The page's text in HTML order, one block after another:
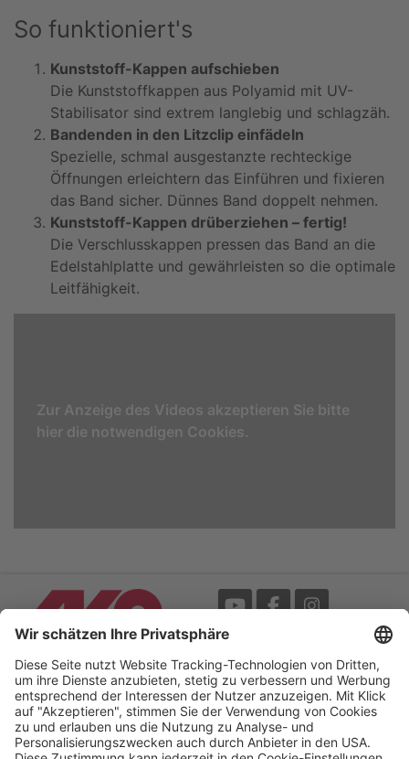
So funktioniert's
Kunststoff-Kappen aufschieben
Die Kunststoffkappen aus Polyamid mit UV-
Stabilisator sind extrem langlebig und schlagzäh.
Bandenden in den Litzclip einfädeln
Spezielle, schmal ausgestanzte rechteckige
Öffnungen erleichtern das Einführen und fixieren
das Band sicher. Dünnes Band doppelt nehmen.
Kunststoff-Kappen drüberziehen – fertig!
Die Verschlusskappen pressen das Band an die
Edelstahlplatte und gewährleisten so die optimale
Leitfähigkeit.
Zur Anzeige des Videos akzeptieren Sie bitte
hier die notwendigen Cookies.
Messe
Mediathek
Blätterkatalog
Newsletter
AGB
Garantie
Impressum
Datenschutz